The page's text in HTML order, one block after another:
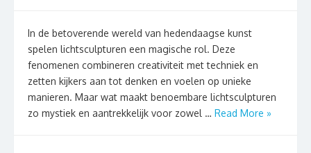
In de betoverende wereld van hedendaagse kunst
spelen lichtsculpturen een magische rol. Deze
fenomenen combineren creativiteit met techniek en
zetten kijkers aan tot denken en voelen op unieke
manieren. Maar wat maakt benoembare lichtsculpturen
zo mystiek en aantrekkelijk voor zowel … Read More »